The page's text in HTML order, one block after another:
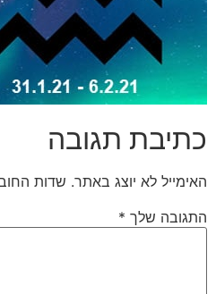
כתיבת תגובה
האימייל לא יוצג באתר. שדות
התגובה שלך *